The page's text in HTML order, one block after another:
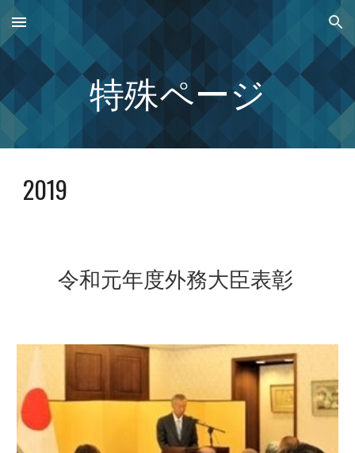
Skip to main content Skip to navigation
特殊ページ
2019
令和元年度外務大臣表彰